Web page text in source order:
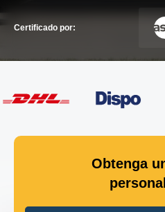
Certificado por:
Obtenga